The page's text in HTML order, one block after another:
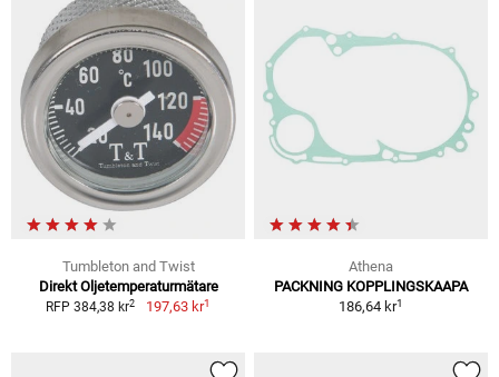
Tumbleton and Twist
Direkt Oljetemperaturmätare
RFP 384,38 kr2 197,63 kr1
Athena
PACKNING KOPPLINGSKAAPA
186,64 kr1